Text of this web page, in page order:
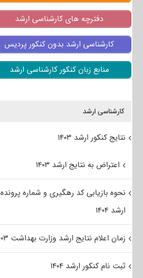
دفترچه های کارشناسی ارشد
کارشناسی ارشد بدون کنکور پردیس
منابع زبان کنکور کارشناسی ارشد
کارشناسی ارشد
نتایج کنکور ارشد ۱۴۰۳
اعتراض به نتایج ارشد ۱۴۰۳
نحوه بازیابی کد رهگیری و شماره پرونده
ارشد ۱۴۰۴
زمان اعلام نتایج ارشد وزارت بهداشت ۱۴۰۳
ثبت نام کنکور ارشد ۱۴۰۴